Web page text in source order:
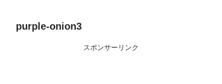
purple-onion3
スポンサーリンク